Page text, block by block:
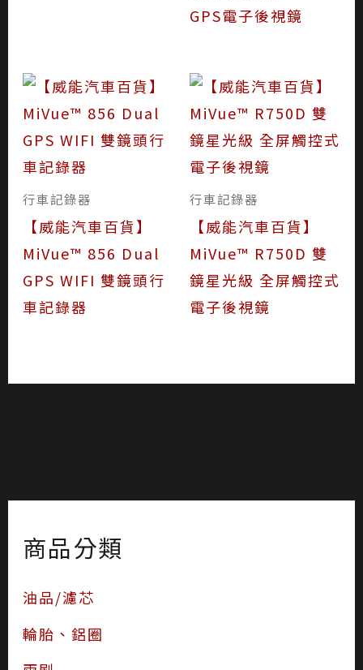
商品分類
油品/濾芯
輪胎、鋁圈
GPS電子後視鏡
行車記錄器
【威能汽車百貨】
MiVue™ 856 Dual
GPS WIFI 雙鏡頭行
車記錄器
行車記錄器
【威能汽車百貨】
MiVue™ R750D 雙
鏡星光級 全屏觸控式
電子後視鏡